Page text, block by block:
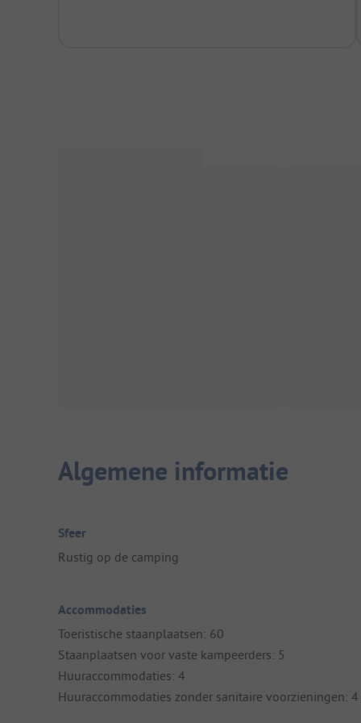
Algemene informatie
Sfeer
Rustig op de camping
Accommodaties
Toeristische staanplaatsen: 60
Staanplaatsen voor vaste kampeerders: 5
Huuraccommodaties: 4
Huuraccommodaties zonder sanitaire voorzieningen: 4